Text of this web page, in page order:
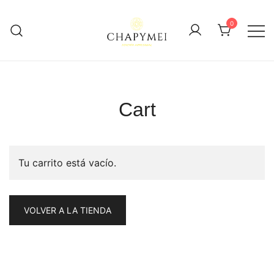
content
0
Cart
Tu carrito está vacío.
VOLVER A LA TIENDA